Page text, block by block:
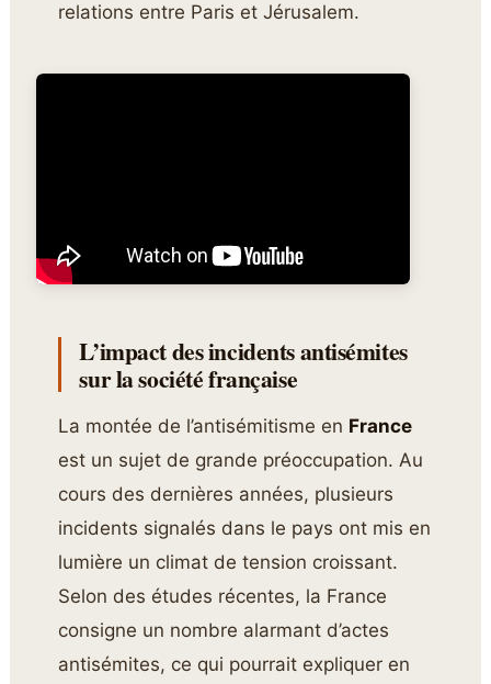
relations entre Paris et Jérusalem.
L’impact des incidents antisémites
sur la société française
La montée de l’antisémitisme en France
est un sujet de grande préoccupation. Au
cours des dernières années, plusieurs
incidents signalés dans le pays ont mis en
lumière un climat de tension croissant.
Selon des études récentes, la France
consigne un nombre alarmant d’actes
antisémites, ce qui pourrait expliquer en